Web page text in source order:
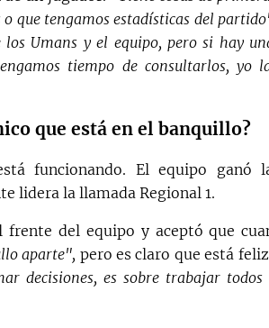
que tengamos estadísticas del
Umans y el equipo, pero si hay
tiempo de consultarlos, yo
que está en el banquillo?
funcionando. El equipo ganó
lidera la llamada Regional 1.
frente del equipo y aceptó que
aparte", pero es claro que está
decisiones, es sobre trabajar